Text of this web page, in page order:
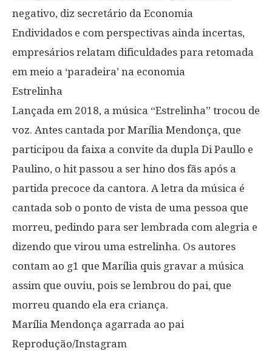
negativo, diz secretário da Economia
Endividados e com perspectivas ainda incertas,
empresários relatam dificuldades para retomada
em meio a ‘paradeira’ na economia
Estrelinha
Lançada em 2018, a música “Estrelinha” trocou de
voz. Antes cantada por Marília Mendonça, que
participou da faixa a convite da dupla Di Paullo e
Paulino, o hit passou a ser hino dos fãs após a
partida precoce da cantora. A letra da música é
cantada sob o ponto de vista de uma pessoa que
morreu, pedindo para ser lembrada com alegria e
dizendo que virou uma estrelinha. Os autores
contam ao g1 que Marília quis gravar a música
assim que ouviu, pois se lembrou do pai, que
morreu quando ela era criança.
Marília Mendonça agarrada ao pai
Reprodução/Instagram